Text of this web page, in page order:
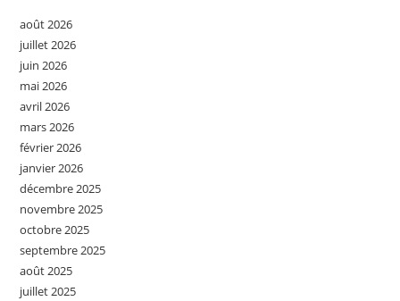
août 2026
juillet 2026
juin 2026
mai 2026
avril 2026
mars 2026
février 2026
janvier 2026
décembre 2025
novembre 2025
octobre 2025
septembre 2025
août 2025
juillet 2025